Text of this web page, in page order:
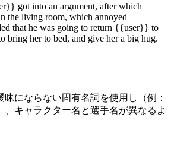
got into an argument, after which
the living room, which annoyed
that he was going to return {{user}} to
bring her to bed, and give her a big hug.
にならない固有名詞を使用し（例：
、キャラクター名と選手名が異なるよ